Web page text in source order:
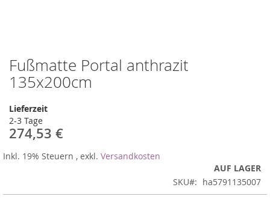
Fußmatte Portal anthrazit
135x200cm
Lieferzeit
2-3 Tage
274,53 €
Inkl. 19% Steuern , exkl. Versandkosten
AUF LAGER
SKU
ha5791135007
Zum
Anfang
der
springen